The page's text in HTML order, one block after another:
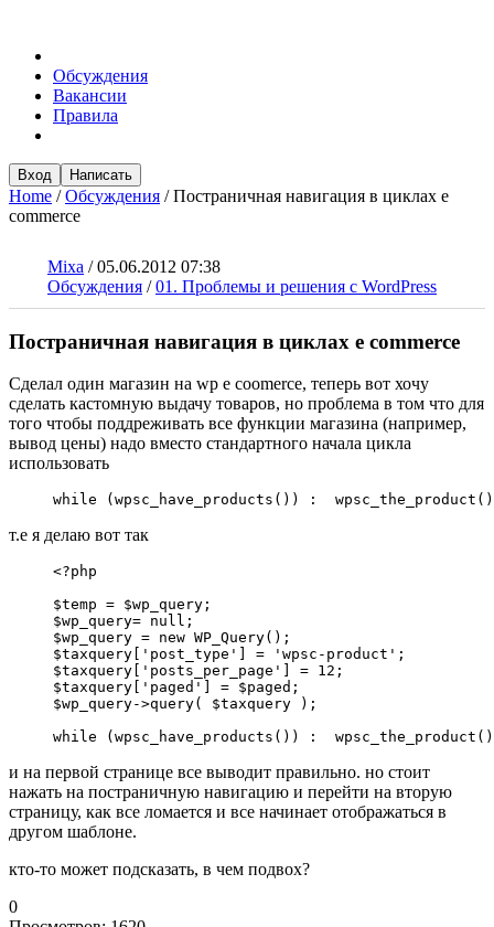
Обсуждения
Вакансии
Правила
Вход Написать
Home /Обсуждения /Постраничная навигация в циклах e
commerce
Mixa /05.06.2012 07:38
Обсуждения /01. Проблемы и решения с WordPress
Постраничная навигация в циклах e commerce
Сделал один магазин на wp e coomerce, теперь вот хочу
сделать кастомную выдачу товаров, но проблема в том что для
того чтобы поддреживать все функции магазина (например,
вывод цены) надо вместо стандартного начала цикла
использовать
while (wpsc_have_products()) :
т.е я делаю вот так
<?php
$temp = $wp_query;
$wp_query= null;
$wp_query = new WP_Query();
$taxquery['post_type'] = 'wpsc-product';
$taxquery['posts_per_page'] = 12;
$taxquery['paged'] = $paged;
$wp_query->query( $taxquery );
while (wpsc_have_products()) :
и на первой странице все выводит правильно. но стоит
нажать на постраничную навигацию и перейти на вторую
страницу, как все ломается и все начинает отображаться в
другом шаблоне.
кто-то может подсказать, в чем подвох?
0